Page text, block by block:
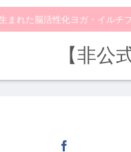
まれた脳活性化ヨガ・イル
【非